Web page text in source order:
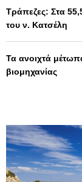
Τράπεζες: Στα
του ν. Κατσέλη
Τα ανοιχτά
βιομηχανίας